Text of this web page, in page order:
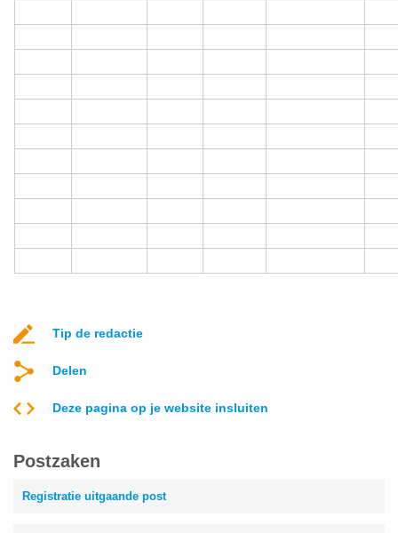
Tip de redactie
Delen
Deze pagina op je website insluiten
Postzaken
Registratie uitgaande post